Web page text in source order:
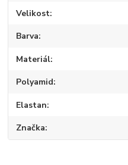
Velikost
Barva
Materiál
Polyamid
Elastan
Značka